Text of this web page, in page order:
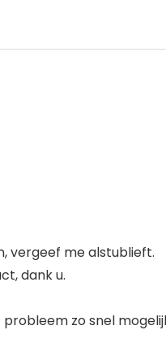
vergeef me alstublieft.
dank u.
zo snel